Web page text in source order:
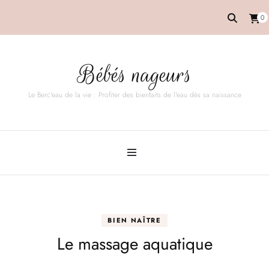
0
Bébés nageurs
Le Berc'eau de la vie : Profiter des bienfaits de l'eau dès sa naissance
BIEN NAÎTRE
Le massage aquatique